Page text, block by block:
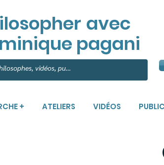
avec
pagani
+ ATELIERS VIDÉOS